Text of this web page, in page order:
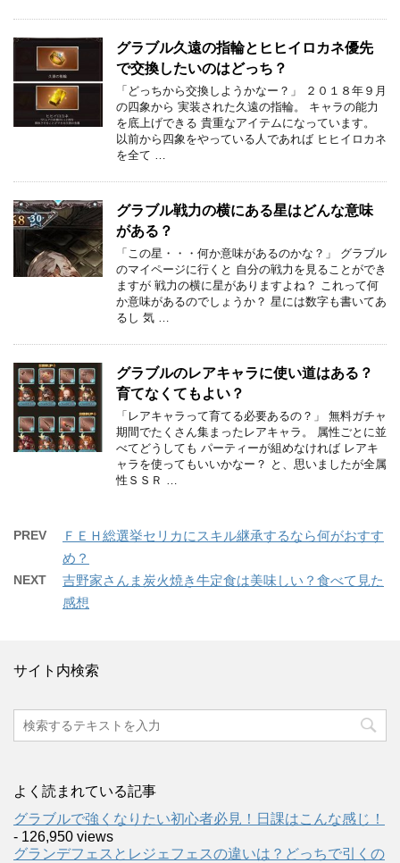
グラブル久遠の指輪とヒヒイロカネ優先
で交換したいのはどっち？
「どっちから交換しようかなー？」 ２０１８年９月
の四象から 実装された久遠の指輪。 キャラの能力
を底上げできる 貴重なアイテムになっています。
以前から四象をやっている人であれば ヒヒイロカネ
を全て …
グラブル戦力の横にある星はどんな意味
がある？
「この星・・・何か意味があるのかな？」 グラブル
のマイページに行くと 自分の戦力を見ることができ
ますが 戦力の横に星がありますよね？ これって何
か意味があるのでしょうか？ 星には数字も書いてあ
るし 気 …
グラブルのレアキャラに使い道はある？
育てなくてもよい？
「レアキャラって育てる必要あるの？」 無料ガチャ
期間でたくさん集まったレアキャラ。 属性ごとに並
べてどうしても パーティーが組めなければ レアキ
ャラを使ってもいいかなー？ と、思いましたが全属
性ＳＳＲ …
PREV
ＦＥＨ総選挙セリカにスキル継承するなら何がおすす
め？
NEXT
吉野家さんま炭火焼き牛定食は美味しい？食べて見た
感想
サイト内検索
よく読まれている記事
グラブルで強くなりたい初心者必見！日課はこんな感じ！
- 126,950 views
グランデフェスとレジェフェスの違いは？どっちで引くの